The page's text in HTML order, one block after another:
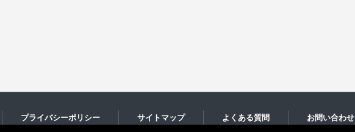
プライバシーポリシー サイトマップ よくある質問 お問い合わせ